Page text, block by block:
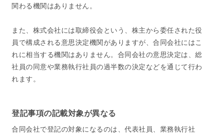
関わる機関はありません。
また、株式会社には取締役会という、株主から委任された役
員で構成される意思決定機関がありますが、合同会社にはこ
れに相当する機関はありません。合同会社の意思決定は、総
社員の同意や業務執行社員の過半数の決定などを通じて行わ
れます。
登記事項の記載対象が異なる
合同会社で登記の対象になるのは、代表社員、業務執行社